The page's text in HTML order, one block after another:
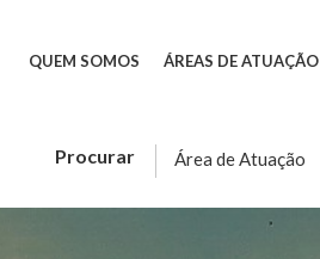
QUEM SOMOS ÁREAS DE ATUAÇÃO
Procurar